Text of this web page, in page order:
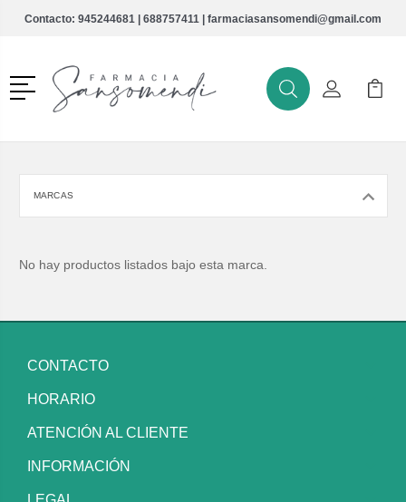
Contacto: 945244681 | 688757411 | farmaciasansomendi@gmail.com
Menú
BuscarMi Cuenta
Mi
MARCAS
No hay productos listados bajo esta marca.
CONTACTO
HORARIO
ATENCIÓN AL CLIENTE
INFORMACIÓN